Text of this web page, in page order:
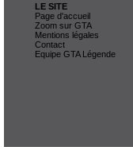
LE SITE
Page d'accueil
Zoom sur GTA
Mentions légales
Contact
Equipe GTA Légende